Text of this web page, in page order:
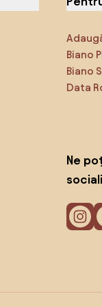
Biano
Biano
Data
Ne